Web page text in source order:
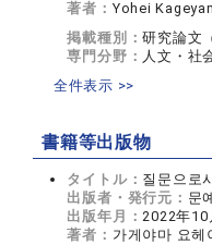
著者： Yohei
掲載種別：研究論文
専門分野： 人文・社
全件表示 >>
書籍等出版物
タイトル： 질문으로
出版者・発行元： 문
出版年月：2022年10
著者： 가게야마 요헤